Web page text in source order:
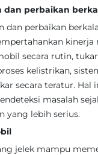
dan perbaikan
dan perbaikan
kinerja
secara rutin,
kelistrikan,
secara teratur. Hal
masalah
yang lebih serius.
jelek mampu